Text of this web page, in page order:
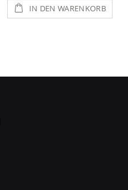
IN DEN WARENKORB